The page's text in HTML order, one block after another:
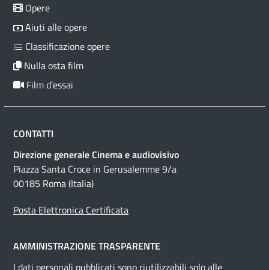
Opere
Aiuti alle opere
Classificazione opere
Nulla osta film
Film d’essai
CONTATTI
Direzione generale Cinema e audiovisivo
Piazza Santa Croce in Gerusalemme 9/a
00185 Roma (Italia)
Posta Elettronica Certificata
AMMINISTRAZIONE TRASPARENTE